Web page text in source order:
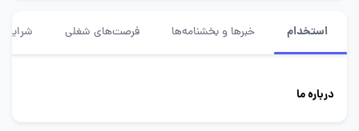
استخدام خبرها و بخشنامه‌ها فرصت‌های شغلی شرایط
درباره ما